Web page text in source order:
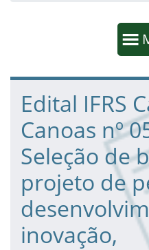
Fim da navegação
Início do conteúdo
Edital IFRS
Canoas nº
Seleção de
projeto de
inovação,